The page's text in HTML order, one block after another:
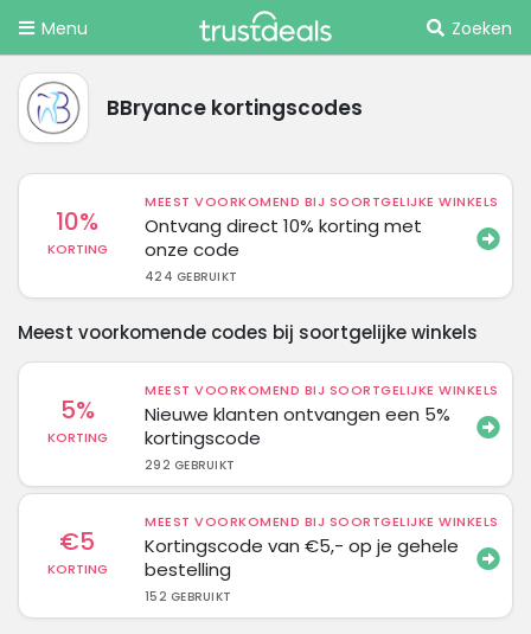
Menu Zoeken
BBryance kortingscodes
10%
KORTING
MEEST VOORKOMEND BIJ SOORTGELIJKE WINKELS
Ontvang direct 10% korting met
onze code
424 GEBRUIKT
Meest voorkomende codes bij soortgelijke winkels
5%
KORTING
MEEST VOORKOMEND BIJ SOORTGELIJKE WINKELS
Nieuwe klanten ontvangen een 5%
kortingscode
292 GEBRUIKT
€5
KORTING
MEEST VOORKOMEND BIJ SOORTGELIJKE WINKELS
Kortingscode van €5,- op je gehele
bestelling
152 GEBRUIKT